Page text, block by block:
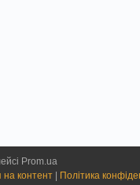
Prom.ua
на контент Політика